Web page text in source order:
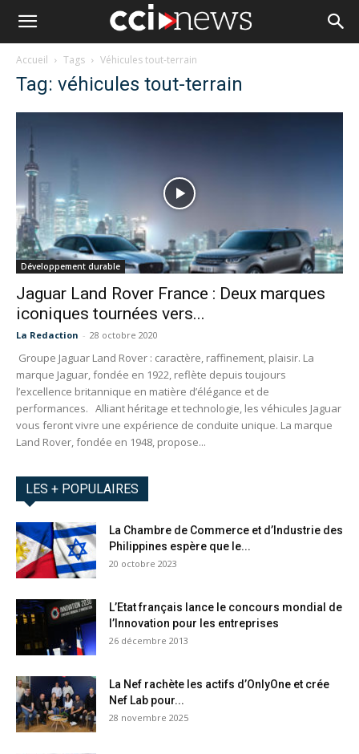
Accueil Tags Véhicules tout-terrain
Tag: véhicules tout-terrain
Développement durable
Jaguar Land Rover France : Deux marques
iconiques tournées vers...
La Redaction - 28 octobre 2020
Groupe Jaguar Land Rover : caractère, raffinement, plaisir. La
marque Jaguar, fondée en 1922, reflète depuis toujours
l’excellence britannique en matière d’élégance et de
performances. Alliant héritage et technologie, les véhicules Jaguar
vous feront vivre une expérience de conduite unique. La marque
Land Rover, fondée en 1948, propose...
LES + POPULAIRES
La Chambre de Commerce et d’Industrie des
Philippines espère que le...
20 octobre 2023
L’Etat français lance le concours mondial de
l’Innovation pour les entreprises
26 décembre 2013
La Nef rachète les actifs d’OnlyOne et crée
Nef Lab pour...
28 novembre 2025